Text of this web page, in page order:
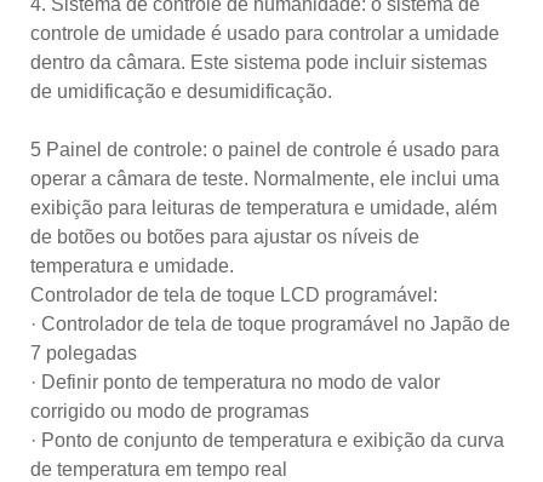
controle de umidade é usado para controlar a umidade
dentro da câmara. Este sistema pode incluir sistemas
de umidificação e desumidificação.
5 Painel de controle: o painel de controle é usado para
operar a câmara de teste. Normalmente, ele inclui uma
exibição para leituras de temperatura e umidade, além
de botões ou botões para ajustar os níveis de
temperatura e umidade.
Controlador de tela de toque LCD programável:
· Controlador de tela de toque programável no Japão de
7 polegadas
· Definir ponto de temperatura no modo de valor
corrigido ou modo de programas
· Ponto de conjunto de temperatura e exibição da curva
de temperatura em tempo real